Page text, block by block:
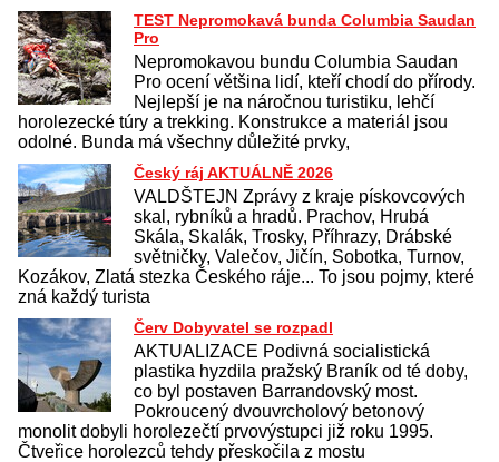
TEST Nepromokavá bunda Columbia Saudan
Pro
Nepromokavou bundu Columbia Saudan
Pro ocení většina lidí, kteří chodí do přírody.
Nejlepší je na náročnou turistiku, lehčí
horolezecké túry a trekking. Konstrukce a materiál jsou
odolné. Bunda má všechny důležité prvky,
Český ráj AKTUÁLNĚ 2026
VALDŠTEJN Zprávy z kraje pískovcových
skal, rybníků a hradů. Prachov, Hrubá
Skála, Skalák, Trosky, Příhrazy, Drábské
světničky, Valečov, Jičín, Sobotka, Turnov,
Kozákov, Zlatá stezka Českého ráje... To jsou pojmy, které
zná každý turista
Červ Dobyvatel se rozpadl
AKTUALIZACE Podivná socialistická
plastika hyzdila pražský Braník od té doby,
co byl postaven Barrandovský most.
Pokroucený dvouvrcholový betonový
monolit dobyli horolezečtí prvovýstupci již roku 1995.
Čtveřice horolezců tehdy přeskočila z mostu